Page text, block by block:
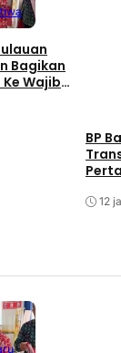
Bagikan
Wajib
BP
LMS
12